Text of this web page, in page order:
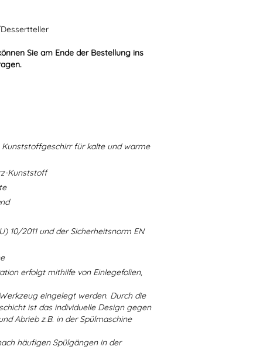
Sie am Ende der Bestellung ins
für kalte und warme
Kunststoff
10/2011 und der Sicherheitsnorm EN
erfolgt mithilfe von Einlegefolien,
eingelegt werden. Durch die
ist das individuelle Design gegen
Abrieb z.B. in der Spülmaschine
häufigen Spülgängen in der